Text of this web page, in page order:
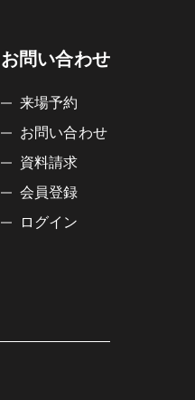
お問い合わせ
来場予約
お問い合わせ
資料請求
会員登録
ログイン